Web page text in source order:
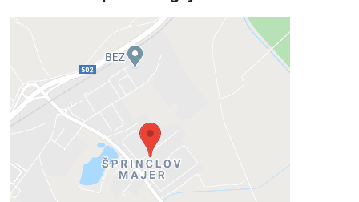
Externý obsah je blokovaný
Prajete si načítať externý obsah?
Povoliť tentokrát